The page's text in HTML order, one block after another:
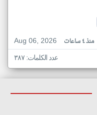
Aug 06, 2026
منذ ٤ ساعات
عدد الكلمات: ٣٨٧